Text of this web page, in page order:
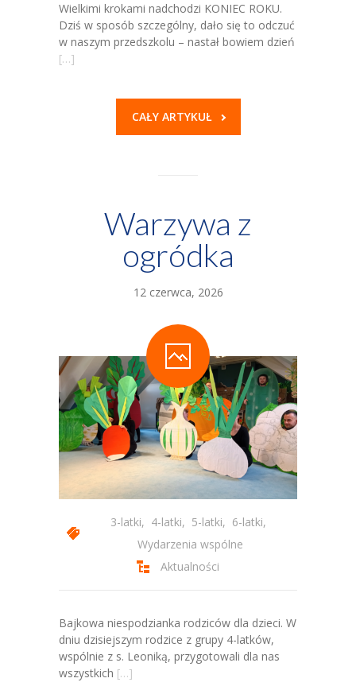
Wielkimi krokami nadchodzi KONIEC ROKU.
Dziś w sposób szczególny, dało się to odczuć
w naszym przedszkolu – nastał bowiem dzień
[…]
CAŁY ARTYKUŁ
Warzywa z
ogródka
12 czerwca, 2026
3-latki, 4-latki, 5-latki, 6-latki,
Wydarzenia wspólne
Aktualności
Bajkowa niespodzianka rodziców dla dzieci. W
dniu dzisiejszym rodzice z grupy 4-latków,
wspólnie z s. Leoniką, przygotowali dla nas
wszystkich […]